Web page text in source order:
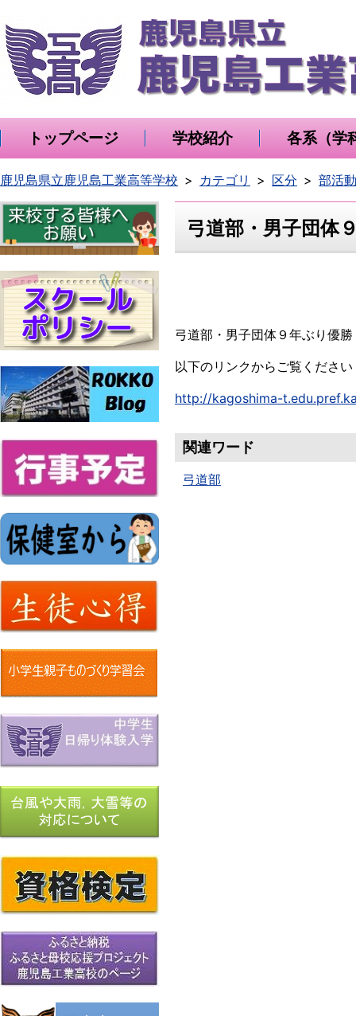
トップページ 学校紹介 各系（学
鹿児島県立鹿児島工業高等学校 カテゴリ 区分 部活
弓道部・男子団体
弓道部・男子団体９年ぶり優
以下のリンクからご覧ください
http://kagoshima-
関連ワード
弓道部